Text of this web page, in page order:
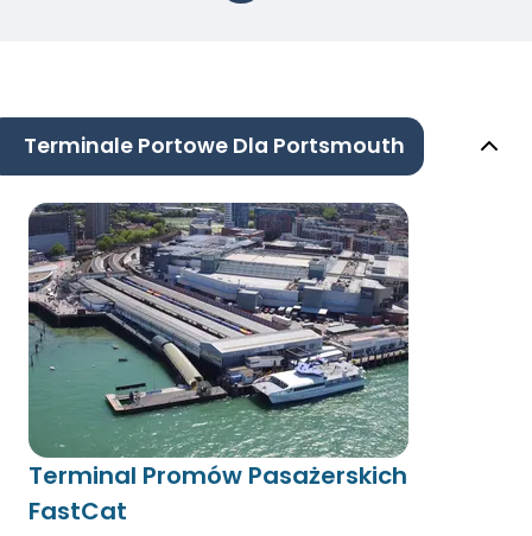
Terminale Portowe Dla Portsmouth
Terminal Promów Pasażerskich
FastCat